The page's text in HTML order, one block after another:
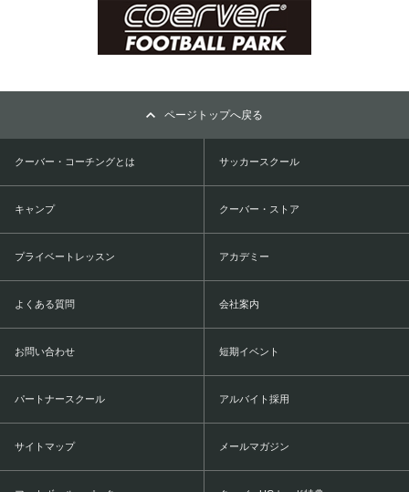
ページトップへ戻る
クーバー・コーチングとは サッカースクール
キャンプ クーバー・ストア
プライベートレッスン アカデミー
よくある質問 会社案内
お問い合わせ 短期イベント
パートナースクール アルバイト採用
サイトマップ メールマガジン